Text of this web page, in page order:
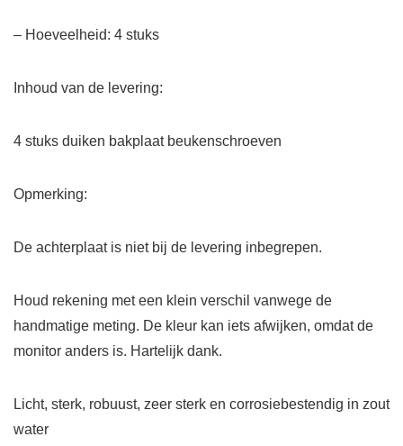
– Hoeveelheid: 4 stuks
Inhoud van de levering:
4 stuks duiken bakplaat beukenschroeven
Opmerking:
De achterplaat is niet bij de levering inbegrepen.
Houd rekening met een klein verschil vanwege de
handmatige meting. De kleur kan iets afwijken, omdat de
monitor anders is. Hartelijk dank.
Licht, sterk, robuust, zeer sterk en corrosiebestendig in zout
water